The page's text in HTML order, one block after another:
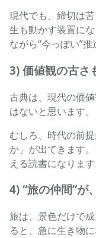
現代でも、締切は
生も動かす装置に
ながら“今っぽい”推
3) 価値観の古さ
古典は、現代の価
はないと思います。
むしろ、時代の前
か」が出てきます
える読書になります
4) “旅の仲間”が
旅は、景色だけで
ると、急に生き物に